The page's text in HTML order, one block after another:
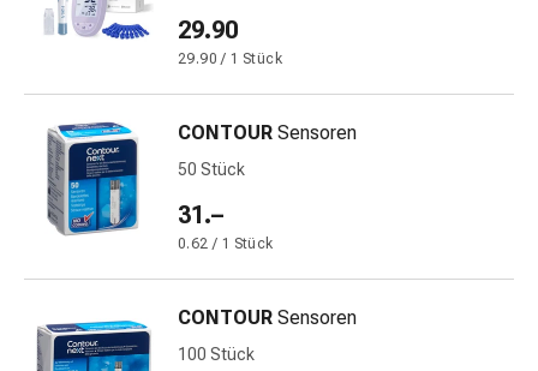
Tapes
Netzverbände
Verbrennungen
Sonnenbrand
Verbandwechsel-
Sets
29.90
29.90 / 1 Stück
CONTOUR Sensoren
50 Stück
31.–
0.62 / 1 Stück
CONTOUR Sensoren
100 Stück